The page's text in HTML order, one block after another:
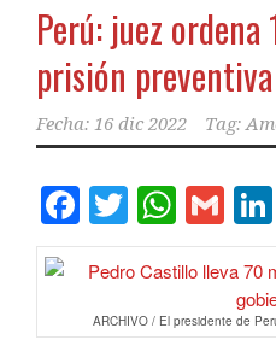
Perú: juez ordena
prisión
Fecha: 16 dic 2022 Tag:
Facebook
Twitter
ARCHIVO / El presidente de